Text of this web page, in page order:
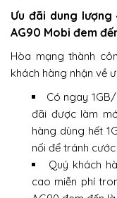
Ưu đãi dung
AG90 Mobi đem
Hòa mạng thành
khách hàng nhận về
Có ngay
đãi được làm
hàng dùng hết
nối để tránh
Quý khách
cao miễn phí